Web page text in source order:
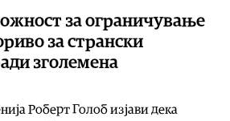
за ограничување
за странски
зголемена
Роберт Голоб изјави дека